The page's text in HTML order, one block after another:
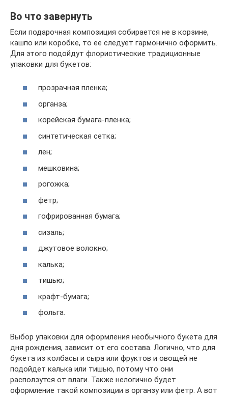
Во что завернуть
Если подарочная композиция собирается не в корзине,
кашпо или коробке, то ее следует гармонично оформить.
Для этого подойдут флористические традиционные
упаковки для букетов:
прозрачная пленка;
органза;
корейская бумага-пленка;
синтетическая сетка;
лен;
мешковина;
рогожка;
фетр;
гофрированная бумага;
сизаль;
джутовое волокно;
калька;
тишью;
крафт-бумага;
фольга.
Выбор упаковки для оформления необычного букета для
дня рождения, зависит от его состава. Логично, что для
букета из колбасы и сыра или фруктов и овощей не
подойдет калька или тишью, потому что они
расползутся от влаги. Также нелогично будет
оформление такой композиции в органзу или фетр. А вот